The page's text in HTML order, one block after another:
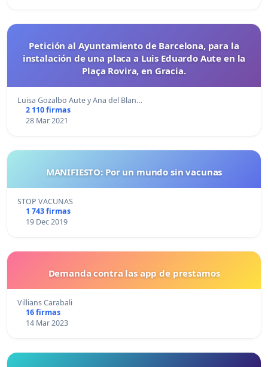
Petición al Ayuntamiento de Barcelona, para la
instalación de una placa a Luis Eduardo Aute en la
Plaça Rovira, en Gracia.
Luisa Gozalbo Aute y Ana del Blan…
2 110 firmas
28 Mar 2021
MANIFIESTO: Por un mundo sin vacunas
STOP VACUNAS
1 743 firmas
19 Dec 2019
Demanda contra las app de prestamos
Villians Carabali
16 firmas
14 Mar 2023